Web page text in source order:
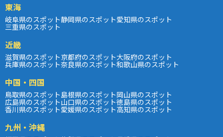
東海
岐阜県のスポット静岡県のスポット愛知県のスポット
三重県のスポット
近畿
滋賀県のスポット京都府のスポット大阪府のスポット
兵庫県のスポット奈良県のスポット和歌山県のスポット
中国・四国
鳥取県のスポット島根県のスポット岡山県のスポット
広島県のスポット山口県のスポット徳島県のスポット
香川県のスポット愛媛県のスポット高知県のスポット
九州・沖縄